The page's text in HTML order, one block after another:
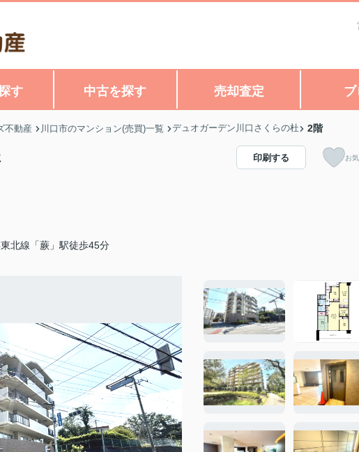
す 中古を探す 売却査定
不動産 川口市のマンション(売買)一覧 デュオガーデン川口さくらの杜 2階
北線「蕨」駅徒歩45分
印刷する お